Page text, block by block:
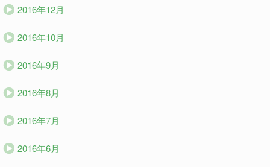
2016年12月
2016年10月
2016年9月
2016年8月
2016年7月
2016年6月